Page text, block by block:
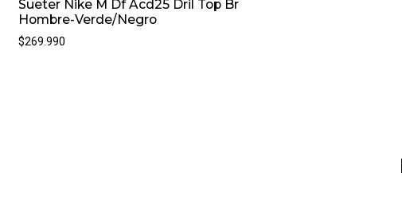
Sueter Nike M Df Acd25 Dril Top Br
Hombre-Verde/Negro
$269.990